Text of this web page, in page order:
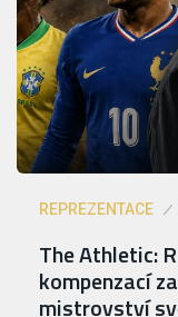
REPREZENTACE
The Athletic:
kompenzací
mistrovství